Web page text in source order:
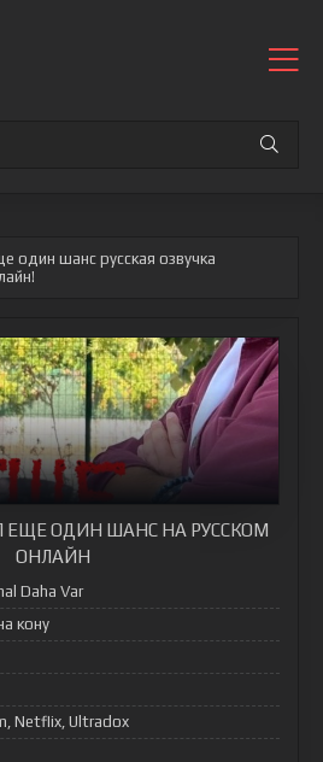
один шанс русская озвучка
ЕЩЕ ОДИН ШАНС НА РУССКОМ
ОНЛАЙН
Daha Var
кону
Netflix, Ultradox